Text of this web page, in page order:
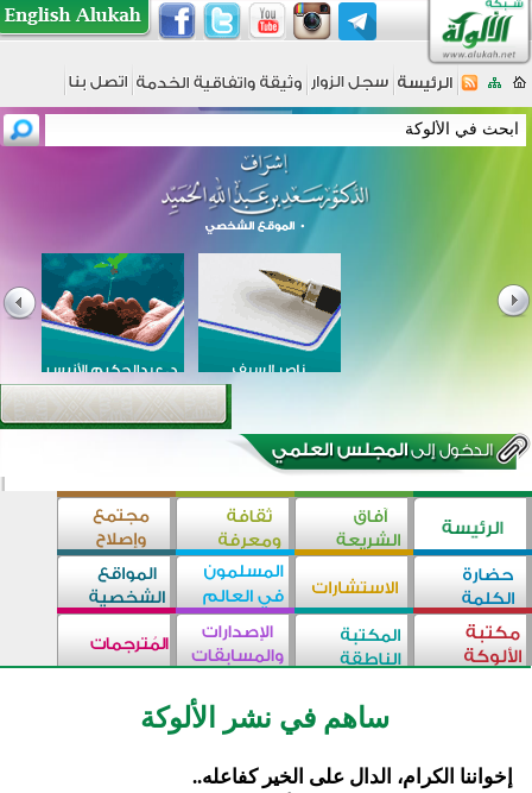
ساهم في نشر الألوكة
إخواننا الكرام، الدال على الخير كفاعله..